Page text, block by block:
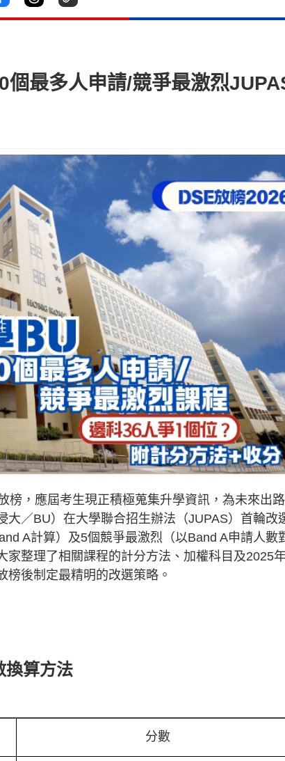
最多人申請/競爭最激烈
榜，應屆考生現正積極蒐集升學資訊，為未來出
／BU）在大學聯合招生辦法（JUPAS）首輪改
A計算）及5個競爭最激烈（以Band A申請人數
家整理了相關課程的計分方法、加權科目及2025
後制定最精明的改選策略。
換算方法
分數